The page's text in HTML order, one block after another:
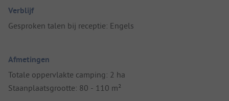
Verblijf
Gesproken talen bij receptie: Engels
Afmetingen
Totale oppervlakte camping: 2 ha
Staanplaatsgrootte: 80 - 110 m²